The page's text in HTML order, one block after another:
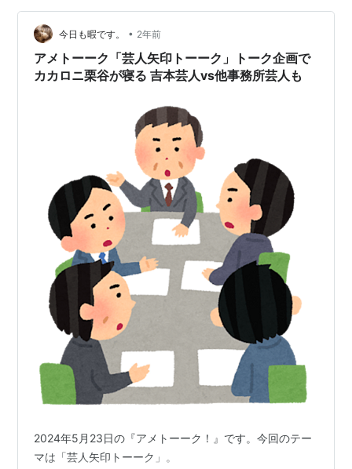
今日も暇です。 • 2年前
アメトーーク「芸人矢印トーーク」トーク企画で
カカロニ栗谷が寝る 吉本芸人vs他事務所芸人も
2024年5月23日の『アメトーーク！』です。今回のテー
マは「芸人矢印トーーク」。